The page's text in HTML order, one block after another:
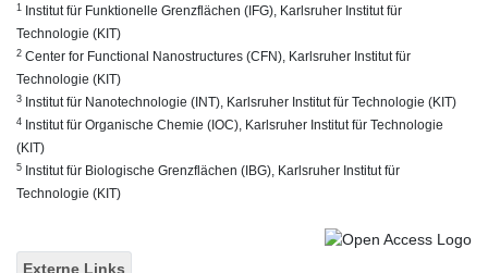
1 Institut für Funktionelle Grenzflächen (IFG), Karlsruher Institut für
Technologie (KIT)
2 Center for Functional Nanostructures (CFN), Karlsruher Institut für
Technologie (KIT)
3 Institut für Nanotechnologie (INT), Karlsruher Institut für Technologie (KIT)
4 Institut für Organische Chemie (IOC), Karlsruher Institut für Technologie
(KIT)
5 Institut für Biologische Grenzflächen (IBG), Karlsruher Institut für
Technologie (KIT)
Externe Links